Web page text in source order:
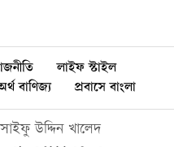
লাইফ স্টাইল
বাণিজ্য প্রবাসে বাংলা
সাইফু উদ্দিন খালেদ